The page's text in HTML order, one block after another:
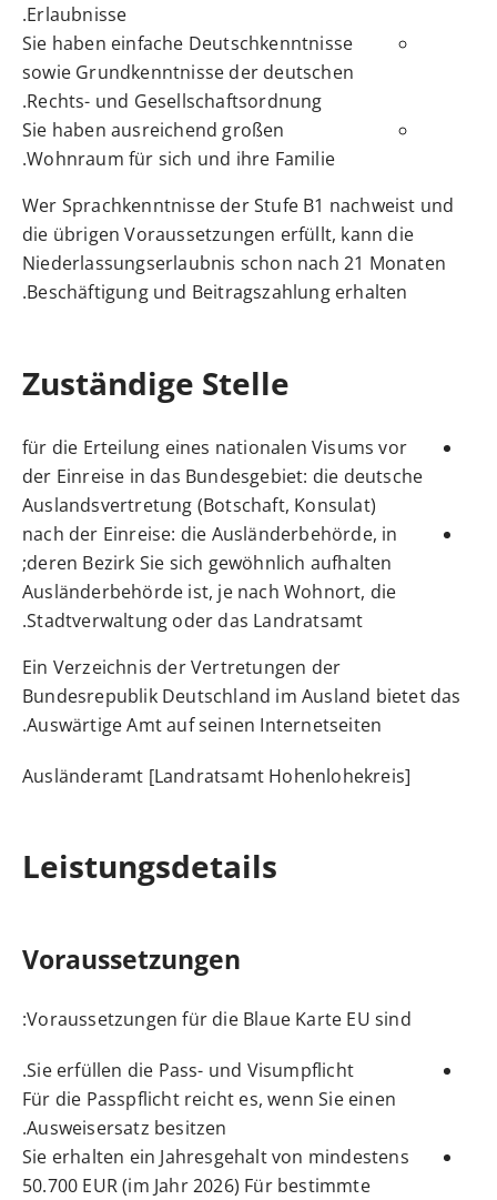
Erlaubnisse.
Sie haben einfache Deutschkenntnisse
sowie Grundkenntnisse der deutschen
Rechts- und Gesellschaftsordnung.
Sie haben ausreichend großen
Wohnraum für sich und ihre Familie.
Wer Sprachkenntnisse der Stufe B1 nachweist und
die übrigen Voraussetzungen erfüllt, kann die
Niederlassungserlaubnis schon nach 21 Monaten
Beschäftigung und Beitragszahlung erhalten.
Zuständige Stelle
für die Erteilung eines nationalen Visums vor
der Einreise in das Bundesgebiet: die deutsche
Auslandsvertretung (Botschaft, Konsulat)
nach der Einreise: die Ausländerbehörde, in
deren Bezirk Sie sich gewöhnlich aufhalten;
Ausländerbehörde ist, je nach Wohnort, die
Stadtverwaltung oder das Landratsamt.
Ein Verzeichnis der Vertretungen der
Bundesrepublik Deutschland im Ausland bietet das
Auswärtige Amt auf seinen Internetseiten.
Ausländeramt [Landratsamt Hohenlohekreis]
Leistungsdetails
Voraussetzungen
Voraussetzungen für die Blaue Karte EU sind:
Sie erfüllen die Pass- und Visumpflicht.
Für die Passpflicht reicht es, wenn Sie einen
Ausweisersatz besitzen.
Sie erhalten ein Jahresgehalt von mindestens
50.700 EUR (im Jahr 2026) Für bestimmte